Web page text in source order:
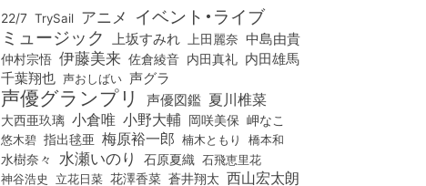
22/7 TrySail アニメ イベント・ライブ
ミュージック 上坂すみれ 上田麗奈 中島由貴
仲村宗悟 伊藤美来 佐倉綾音 内田真礼 内田雄馬
千葉翔也 声おしばい 声グラ
声優グランプリ 声優図鑑 夏川椎菜
大西亜玖璃 小倉唯 小野大輔 岡咲美保 岬なこ
悠木碧 指出毬亜 梅原裕一郎 楠木ともり 橋本和
水樹奈々 水瀬いのり 石原夏織 石飛恵里花
神谷浩史 立花日菜 花澤香菜 蒼井翔太 西山宏太朗